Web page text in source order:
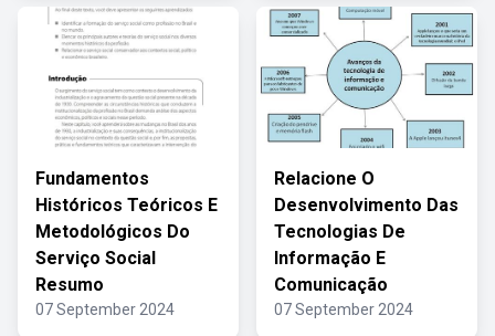
Fundamentos
Históricos Teóricos E
Metodológicos Do
Serviço Social
Resumo
07 September 2024
Relacione O
Desenvolvimento Das
Tecnologias De
Informação E
Comunicação
07 September 2024